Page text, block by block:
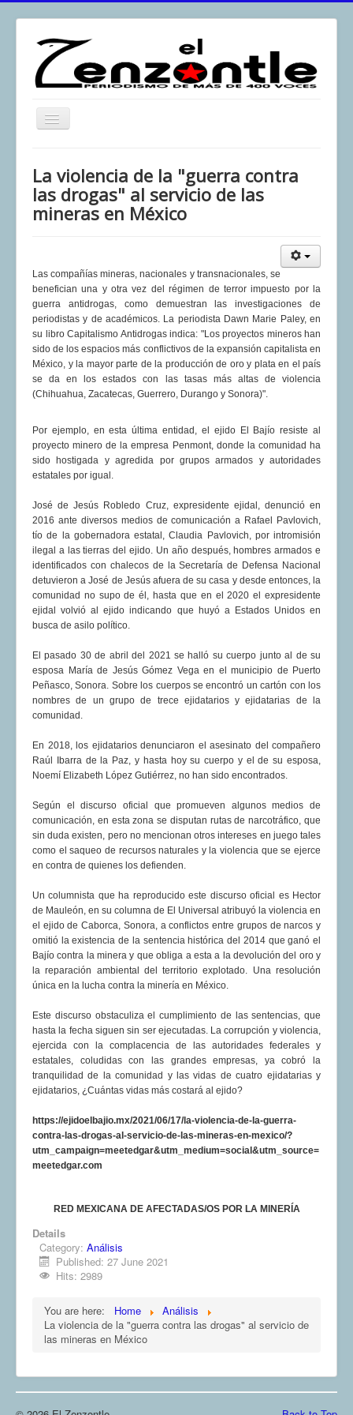
Toggle
El Zenzontle
Resistencia
Archivos
Contacto
Afirmación
COMUNERA 67 EN PDF numero de presentación de la
voz de la Casa de los pueblos
La violencia de la "guerra contra
las drogas" al servicio de las
mineras en México
Las compañías mineras, nacionales y transnacionales, se
benefician una y otra vez del régimen de terror impuesto por la
guerra antidrogas, como demuestran las investigaciones de
periodistas y de académicos. La periodista Dawn Marie Paley, en
su libro Capitalismo Antidrogas indica: "Los proyectos mineros han
sido de los espacios más conflictivos de la expansión capitalista en
México, y la mayor parte de la producción de oro y plata en el país
se da en los estados con las tasas más altas de violencia
(Chihuahua, Zacatecas, Guerrero, Durango y Sonora)".
Por ejemplo, en esta última entidad, el ejido El Bajío resiste al
proyecto minero de la empresa Penmont, donde la comunidad ha
sido hostigada y agredida por grupos armados y autoridades
estatales por igual.
José de Jesús Robledo Cruz, expresidente ejidal, denunció en
2016 ante diversos medios de comunicación a Rafael Pavlovich,
tío de la gobernadora estatal, Claudia Pavlovich, por intromisión
ilegal a las tierras del ejido. Un año después, hombres armados e
identificados con chalecos de la Secretaría de Defensa Nacional
detuvieron a José de Jesús afuera de su casa y desde entonces, la
comunidad no supo de él, hasta que en el 2020 el expresidente
ejidal volvió al ejido indicando que huyó a Estados Unidos en
busca de asilo político.
El pasado 30 de abril del 2021 se halló su cuerpo junto al de su
esposa María de Jesús Gómez Vega en el municipio de Puerto
Peñasco, Sonora. Sobre los cuerpos se encontró un cartón con los
nombres de un grupo de trece ejidatarios y ejidatarias de la
comunidad.
En 2018, los ejidatarios denunciaron el asesinato del compañero
Raúl Ibarra de la Paz, y hasta hoy su cuerpo y el de su esposa,
Noemí Elizabeth López Gutiérrez, no han sido encontrados.
Según el discurso oficial que promueven algunos medios de
comunicación, en esta zona se disputan rutas de narcotráfico, que
sin duda existen, pero no mencionan otros intereses en juego tales
como el saqueo de recursos naturales y la violencia que se ejerce
en contra de quienes los defienden.
Un columnista que ha reproducido este discurso oficial es Hector
de Mauleón, en su columna de El Universal atribuyó la violencia en
el ejido de Caborca, Sonora, a conflictos entre grupos de narcos y
omitió la existencia de la sentencia histórica del 2014 que ganó el
Bajío contra la minera y que obliga a esta a la devolución del oro y
la reparación ambiental del territorio explotado. Una resolución
única en la lucha contra la minería en México.
Este discurso obstaculiza el cumplimiento de las sentencias, que
hasta la fecha siguen sin ser ejecutadas. La corrupción y violencia,
ejercida con la complacencia de las autoridades federales y
estatales, coludidas con las grandes empresas, ya cobró la
tranquilidad de la comunidad y las vidas de cuatro ejidatarias y
ejidatarios, ¿Cuántas vidas más costará al ejido?
https://ejidoelbajio.mx/2021/06/17/la-violencia-de-la-guerra-
contra-las-drogas-al-servicio-de-las-mineras-en-mexico/?
utm_campaign=meetedgar&utm_medium=social&utm_source=
meetedgar.com
RED MEXICANA DE AFECTADAS/OS POR LA MINERÍA
Details
Category: Análisis
Published: 27 June 2021
Hits: 2989
You are here: Home
Análisis
La violencia de la "guerra contra las drogas" al servicio de
las mineras en México